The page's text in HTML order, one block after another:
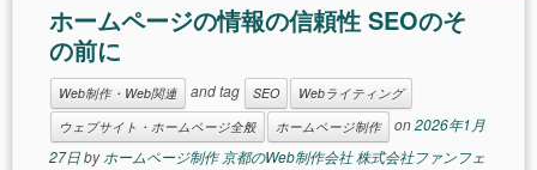
ホームページの情報の信頼性 SEOのそ
の前に
Web制作・Web関連 and tag SEO
Webライティング
ウェブサイト・ホームページ全般
ホームページ制作 on2026年1月
27日byホームページ制作 京都のWeb制作会社 株式会社ファンフェ